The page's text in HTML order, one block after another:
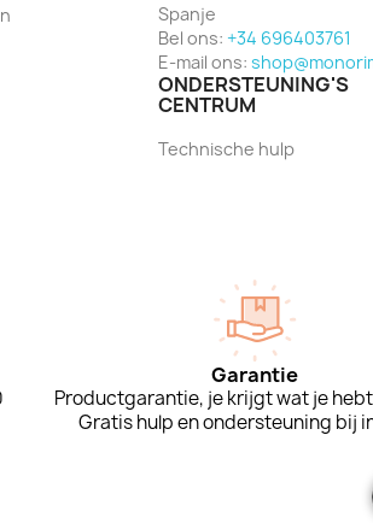
Spanje
Bel ons: +34 696403761
E-mail ons:
ONDERSTEUNING'S
CENTRUM
Technische hulp
Garantie
Productgarantie, je krijgt wat je
Gratis hulp en ondersteuning bij